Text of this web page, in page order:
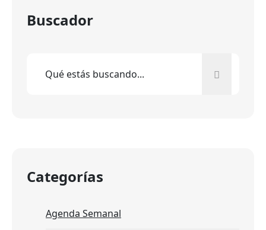
Buscador
Categorías
Agenda Semanal